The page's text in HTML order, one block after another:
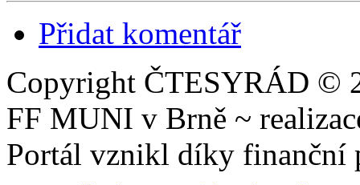
Přidat komentář
Copyright ČTESYRÁD ©
FF MUNI v Brně ~
Portál vznikl díky finanční